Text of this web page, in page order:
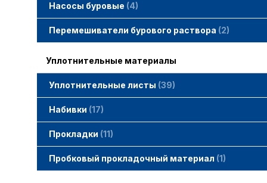
Насосы буровые 4
Перемешиватели бурового раствора 2
Уплотнительные материалы
Уплотнительные листы 39
Набивки 17
Прокладки 11
Пробковый прокладочный материал 1